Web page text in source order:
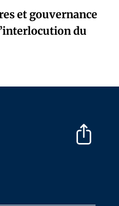
et gouvernance
du